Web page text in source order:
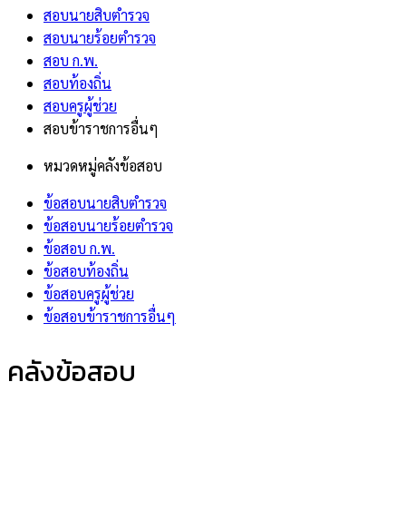
สอบนายสิบตำรวจ
สอบนายร้อยตำรวจ
สอบ ก.พ.
สอบท้องถิ่น
สอบครูผู้ช่วย
สอบข้าราชการอื่นๆ
หมวดหมู่คลังข้อสอบ
ข้อสอบนายสิบตำรวจ
ข้อสอบนายร้อยตำรวจ
ข้อสอบ ก.พ.
ข้อสอบท้องถิ่น
ข้อสอบครูผู้ช่วย
ข้อสอบข้าราชการอื่นๆ
คลังข้อสอบ